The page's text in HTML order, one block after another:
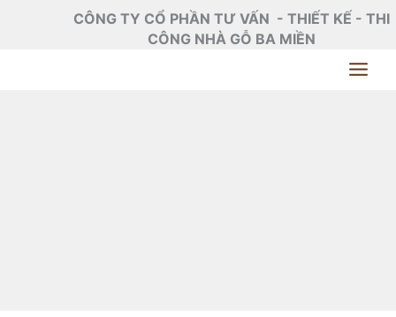
CÔNG TY CỔ PHẦN TƯ VẤN - THIẾT KẾ - THI
CÔNG NHÀ GỖ BA MIỀN